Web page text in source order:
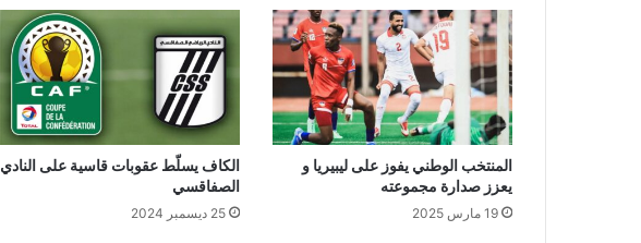
المنتخب الوطني يفوز على ليبيريا و
يعزز صدارة مجموعته
19 مارس 2025
الكاف يسلّط عقوبات قاسية على النادي
الصفاقسي
25 ديسمبر 2024